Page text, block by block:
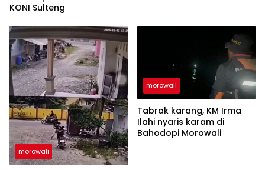
KONI Sulteng
morowali
morowali
Tabrak karang, KM Irma
Ilahi nyaris karam di
Bahodopi Morowali